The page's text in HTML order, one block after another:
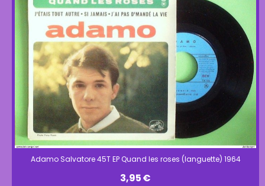
Adamo Salvatore 45T EP Quand les roses (languette) 1964
3,95€